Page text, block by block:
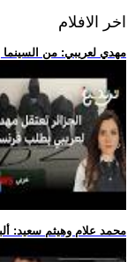
اخر الافلام
.. مهدي لعريبي: من
.. محمد علام وهيثم سعيد: